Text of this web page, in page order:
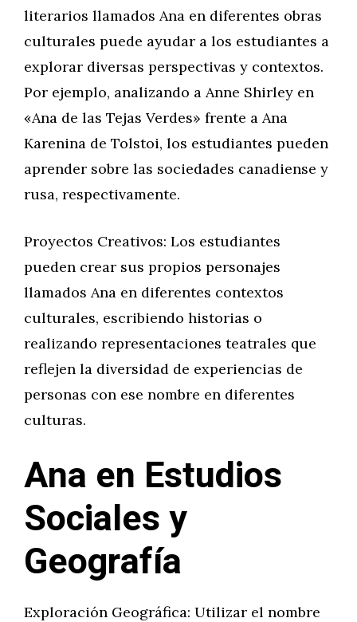
literarios llamados Ana en diferentes obras
culturales puede ayudar a los estudiantes a
explorar diversas perspectivas y contextos.
Por ejemplo, analizando a Anne Shirley en
«Ana de las Tejas Verdes» frente a Ana
Karenina de Tolstoi, los estudiantes pueden
aprender sobre las sociedades canadiense y
rusa, respectivamente.
Proyectos Creativos: Los estudiantes
pueden crear sus propios personajes
llamados Ana en diferentes contextos
culturales, escribiendo historias o
realizando representaciones teatrales que
reflejen la diversidad de experiencias de
personas con ese nombre en diferentes
culturas.
Ana en Estudios
Sociales y
Geografía
Exploración Geográfica: Utilizar el nombre